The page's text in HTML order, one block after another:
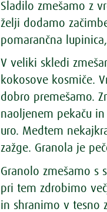
Sladilo zmešamo z
želji dodamo
pomarančna
V veliki skledi
kokosove kosmiče.
dobro premešamo.
naoljenem pekaču
uro. Medtem
zažge. Granola je
Granolo zmešamo s
pri tem zdrobimo
in shranimo v tesno